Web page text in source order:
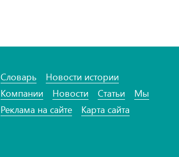
Словарь
Новости истории
Компании
Новости Статьи
Мы
Реклама на сайте
Карта сайта